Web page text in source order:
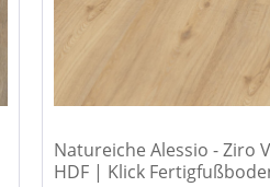
Natureiche Alessio - Ziro
HDF | Klick